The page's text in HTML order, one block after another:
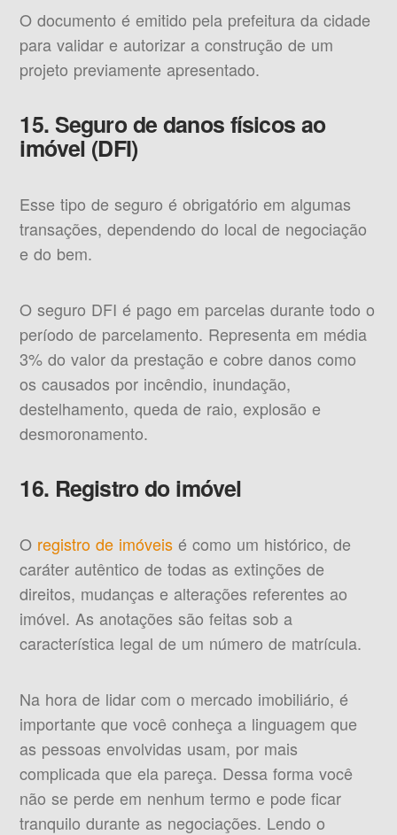
O documento é emitido pela prefeitura da cidade
para validar e autorizar a construção de um
projeto previamente apresentado.
15. Seguro de danos físicos ao
imóvel (DFI)
Esse tipo de seguro é obrigatório em algumas
transações, dependendo do local de negociação
e do bem.
O seguro DFI é pago em parcelas durante todo o
período de parcelamento. Representa em média
3% do valor da prestação e cobre danos como
os causados por incêndio, inundação,
destelhamento, queda de raio, explosão e
desmoronamento.
16. Registro do imóvel
O registro de imóveis é como um histórico, de
caráter autêntico de todas as extinções de
direitos, mudanças e alterações referentes ao
imóvel. As anotações são feitas sob a
característica legal de um número de matrícula.
Na hora de lidar com o mercado imobiliário, é
importante que você conheça a linguagem que
as pessoas envolvidas usam, por mais
complicada que ela pareça. Dessa forma você
não se perde em nenhum termo e pode ficar
tranquilo durante as negociações. Lendo o